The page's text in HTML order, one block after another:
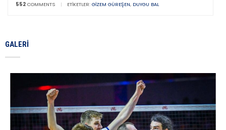
552 COMMENTS | ETIKETLER: GIZEM GÜREŞEN, DUYGU BAL
GALERI